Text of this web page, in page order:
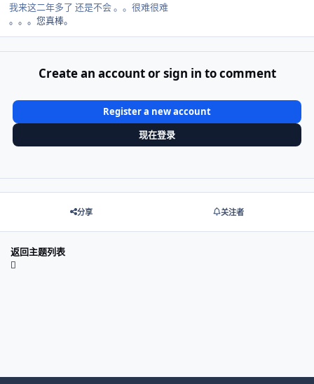
我来这二年多了 还是不会 。。很难很难
。。。您真棒。
Create an account or sign in to comment
Register a new account
现在登录
分享 关注者
返回主题列表